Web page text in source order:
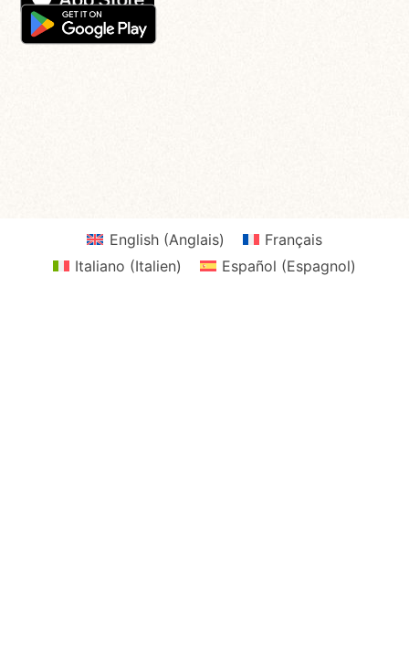
English(Anglais)
Français
Italiano (Italien) Español (Espagnol)